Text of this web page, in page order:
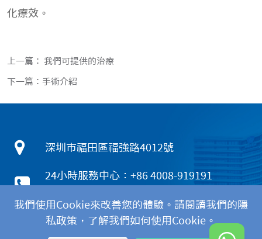
我們使用Cookie來改善您的體驗。請閱讀我們的隱
私政策，了解我們如何使用Cookie。
化療效。
上一篇： 我們可提供的治療
下一篇：手術介紹
深圳市福田區福強路4012號
24小時服務中心：+86 4008-919191
WhatsApp：+852 6672 3463